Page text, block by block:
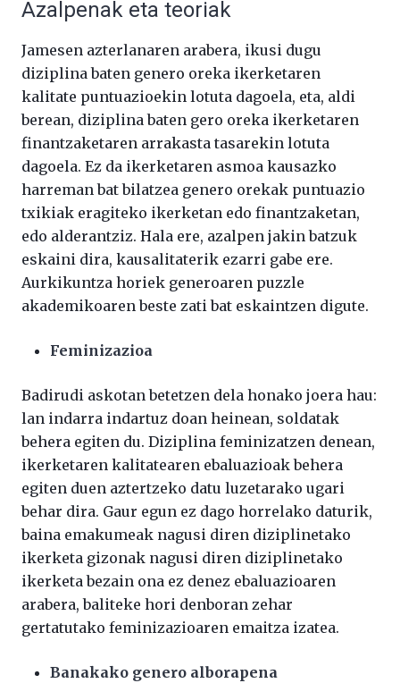
Azalpenak eta teoriak
Jamesen azterlanaren arabera, ikusi dugu
diziplina baten genero oreka ikerketaren
kalitate puntuazioekin lotuta dagoela, eta, aldi
berean, diziplina baten gero oreka ikerketaren
finantzaketaren arrakasta tasarekin lotuta
dagoela. Ez da ikerketaren asmoa kausazko
harreman bat bilatzea genero orekak puntuazio
txikiak eragiteko ikerketan edo finantzaketan,
edo alderantziz. Hala ere, azalpen jakin batzuk
eskaini dira, kausalitaterik ezarri gabe ere.
Aurkikuntza horiek generoaren puzzle
akademikoaren beste zati bat eskaintzen digute.
Feminizazioa
Badirudi askotan betetzen dela honako joera hau:
lan indarra indartuz doan heinean, soldatak
behera egiten du. Diziplina feminizatzen denean,
ikerketaren kalitatearen ebaluazioak behera
egiten duen aztertzeko datu luzetarako ugari
behar dira. Gaur egun ez dago horrelako daturik,
baina emakumeak nagusi diren diziplinetako
ikerketa gizonak nagusi diren diziplinetako
ikerketa bezain ona ez denez ebaluazioaren
arabera, baliteke hori denboran zehar
gertatutako feminizazioaren emaitza izatea.
Banakako genero alborapena